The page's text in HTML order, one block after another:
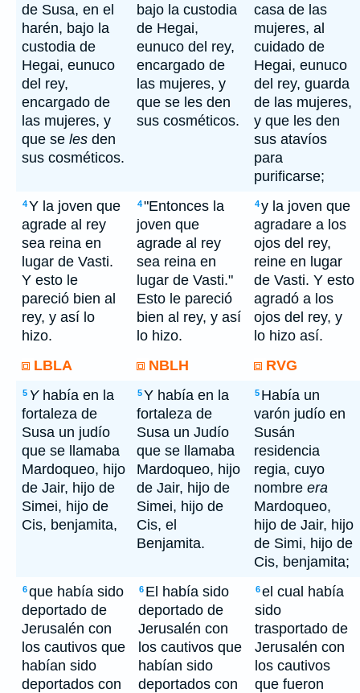
de Susa, en el
harén, bajo la
custodia de
Hegai, eunuco
del rey,
encargado de
las mujeres, y
que se les den
sus cosméticos.
bajo la custodia
de Hegai,
eunuco del rey,
encargado de
las mujeres, y
que se les den
sus cosméticos.
casa de las
mujeres, al
cuidado de
Hegai, eunuco
del rey, guarda
de las mujeres,
y que les den
sus atavíos
para
purificarse;
4Y la joven que
agrade al rey
sea reina en
lugar de Vasti.
Y esto le
pareció bien al
rey, y así lo
hizo.
4"Entonces la
joven que
agrade al rey
sea reina en
lugar de Vasti."
Esto le pareció
bien al rey, y así
lo hizo.
4y la joven que
agradare a los
ojos del rey,
reine en lugar
de Vasti. Y esto
agradó a los
ojos del rey, y
lo hizo así.
LBLA
NBLH RVG
5 Yhabía en la
fortaleza de
Susa un judío
que se llamaba
Mardoqueo, hijo
de Jair, hijo de
Simei, hijo de
Cis, benjamita,
5Y había en la
fortaleza de
Susa un Judío
que se llamaba
Mardoqueo, hijo
de Jair, hijo de
Simei, hijo de
Cis, el
Benjamita.
5 Había un
varón judío en
Susán
residencia
regia, cuyo
nombre era
Mardoqueo,
hijo de Jair, hijo
de Simi, hijo de
Cis, benjamita;
6que había sido
deportado de
Jerusalén con
los cautivos que
habían sido
deportados con
6 El había sido
deportado de
Jerusalén con
los cautivos que
habían sido
deportados con
6el cual había
sido
trasportado de
Jerusalén con
los cautivos
que fueron